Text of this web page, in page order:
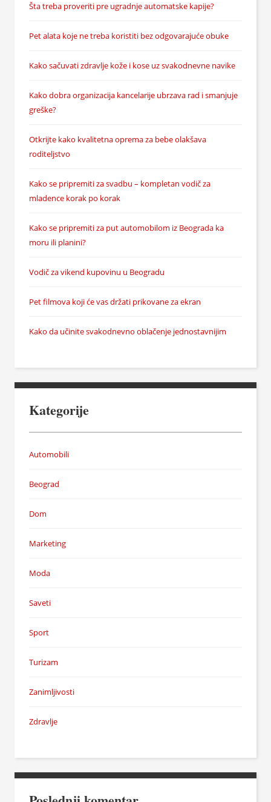
Šta treba proveriti pre ugradnje automatske kapije?
Pet alata koje ne treba koristiti bez odgovarajuće obuke
Kako sačuvati zdravlje kože i kose uz svakodnevne navike
Kako dobra organizacija kancelarije ubrzava rad i smanjuje
greške?
Otkrijte kako kvalitetna oprema za bebe olakšava
roditeljstvo
Kako se pripremiti za svadbu – kompletan vodič za
mladence korak po korak
Kako se pripremiti za put automobilom iz Beograda ka
moru ili planini?
Vodič za vikend kupovinu u Beogradu
Pet filmova koji će vas držati prikovane za ekran
Kako da učinite svakodnevno oblačenje jednostavnijim
Kategorije
Automobili
Beograd
Dom
Marketing
Moda
Saveti
Sport
Turizam
Zanimljivosti
Zdravlje